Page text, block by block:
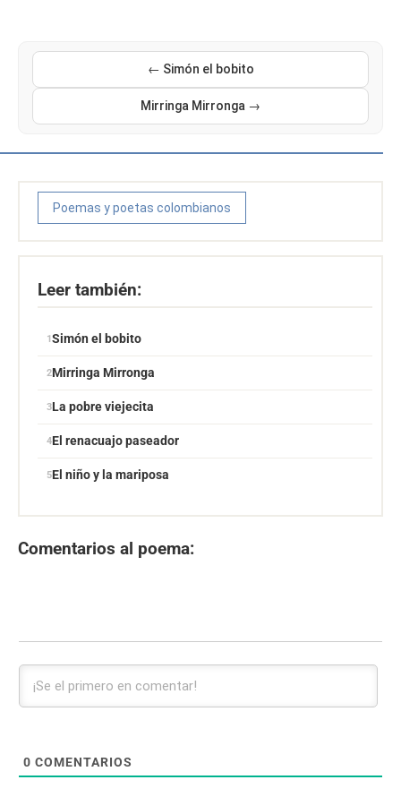
← Simón el bobito
Mirringa Mirronga →
Poemas y poetas colombianos
Leer también:
Simón el bobito
Mirringa Mirronga
La pobre viejecita
El renacuajo paseador
El niño y la mariposa
Comentarios al poema:
0 COMENTARIOS